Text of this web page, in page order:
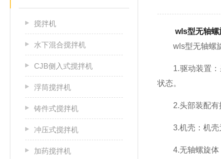
搅拌机
水下混合搅拌机
CJB侧入式搅拌机
浮筒搅拌机
铸件式搅拌机
冲压式搅拌机
加药搅拌机
wls型无轴螺
wls型无轴螺旋
1.驱动装置：采
状态。
2.头部装配有
3.机壳：机壳为
4.无轴螺旋体